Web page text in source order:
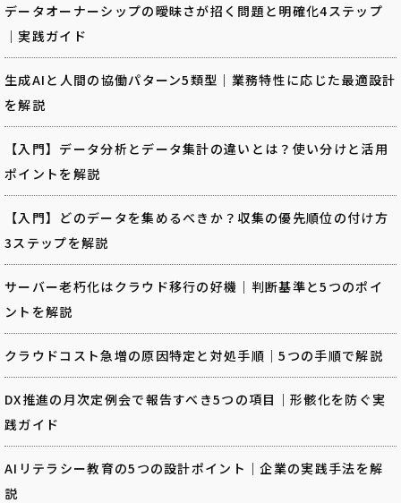
データオーナーシップの曖昧さが招く問題と明確化4ステップ
｜実践ガイド
生成AIと人間の協働パターン5類型｜業務特性に応じた最適設計
を解説
【入門】データ分析とデータ集計の違いとは？使い分けと活用
ポイントを解説
【入門】どのデータを集めるべきか？収集の優先順位の付け方
3ステップを解説
サーバー老朽化はクラウド移行の好機｜判断基準と5つのポイ
ントを解説
クラウドコスト急増の原因特定と対処手順｜5つの手順で解説
DX推進の月次定例会で報告すべき5つの項目｜形骸化を防ぐ実
践ガイド
AIリテラシー教育の5つの設計ポイント｜企業の実践手法を解
説